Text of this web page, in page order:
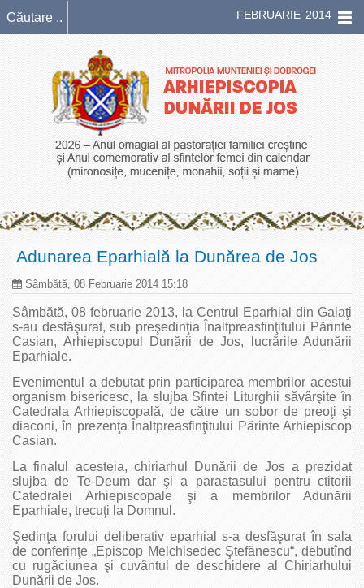
FEBRUARIE 2014
Adunarea Eparhială la Dunărea de Jos
Sâmbătă, 08 Februarie 2014 15:18
Sâmbătă, 08 februarie 2013, la Centrul Eparhial din Galaţi
s-au desfăşurat, sub preşedinţia Înaltpreasfinţitului Părinte
Casian, Arhiepiscopul Dunării de Jos, lucrările Adunării
Eparhiale.
Evenimentul a debutat prin participarea membrilor acestui
organism bisericesc, la slujba Sfintei Liturghii săvârşite în
Catedrala Arhiepiscopală, de către un sobor de preoţi şi
diaconi, în prezenţa Înaltpreasfinţitului Părinte Arhiepiscop
Casian.
La finalul acesteia, chiriarhul Dunării de Jos a prezidat
slujba de Te-Deum dar şi a parastasului pentru ctitorii
Catedralei Arhiepiscopale şi a membrilor Adunării
Eparhiale, trecuţi la Domnul.
Şedinţa forului deliberativ eparhial s-a desfăşurat în sala
de conferinţe „Episcop Melchisedec Ştefănescu“, debutînd
cu rugăciunea şi cuvântul de deschidere al Chiriarhului
Dunării de Jos.